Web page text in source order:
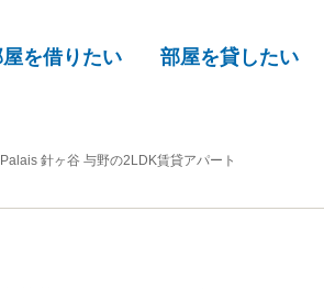
を借りたい 部屋を貸したい
針ヶ谷 与野の2LDK賃貸アパート